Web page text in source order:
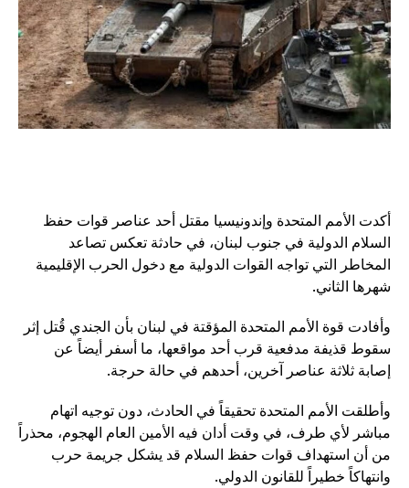
أكدت الأمم المتحدة وإندونيسيا مقتل أحد عناصر قوات حفظ
السلام الدولية في جنوب لبنان، في حادثة تعكس تصاعد
المخاطر التي تواجه القوات الدولية مع دخول الحرب الإقليمية
شهرها الثاني.
وأفادت قوة الأمم المتحدة المؤقتة في لبنان بأن الجندي قُتل إثر
سقوط قذيفة مدفعية قرب أحد مواقعها، ما أسفر أيضاً عن
إصابة ثلاثة عناصر آخرين، أحدهم في حالة حرجة.
وأطلقت الأمم المتحدة تحقيقاً في الحادث، دون توجيه اتهام
مباشر لأي طرف، في وقت أدان فيه الأمين العام الهجوم، محذراً
من أن استهداف قوات حفظ السلام قد يشكل جريمة حرب
وانتهاكاً خطيراً للقانون الدولي.